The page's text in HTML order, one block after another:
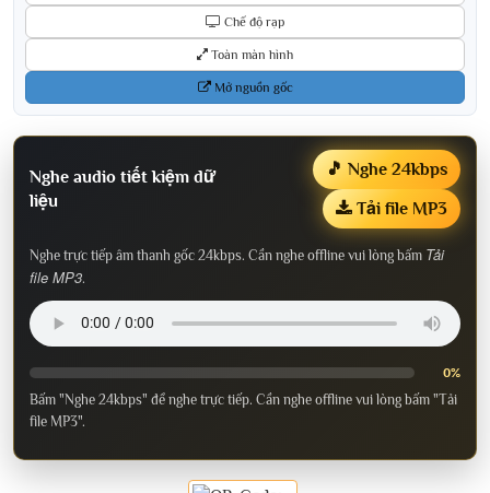
Chế độ rạp
Toàn màn hình
Mở nguồn gốc
Nghe audio tiết kiệm dữ
liệu
🎵 Nghe 24kbps
Tải file MP3
Nghe trực tiếp âm thanh gốc 24kbps. Cần nghe offline vui lòng bấm Tải
file MP3.
0%
Bấm "Nghe 24kbps" để nghe trực tiếp. Cần nghe offline vui lòng bấm "Tải
file MP3".